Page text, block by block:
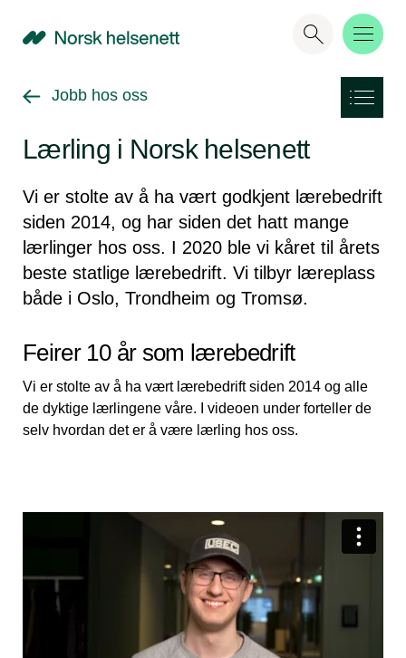
NHN
Gå tilbake til
Jobb hos oss
Lærling i Norsk helsenett
Vi er stolte av å ha vært godkjent lærebedrift
siden 2014, og har siden det hatt mange
lærlinger hos oss. I 2020 ble vi kåret til årets
beste statlige lærebedrift. Vi tilbyr læreplass
både i Oslo, Trondheim og Tromsø.
Feirer 10 år som lærebedrift
Vi er stolte av å ha vært lærebedrift siden 2014 og alle
de dyktige lærlingene våre. I videoen under forteller de
selv hvordan det er å være lærling hos oss.